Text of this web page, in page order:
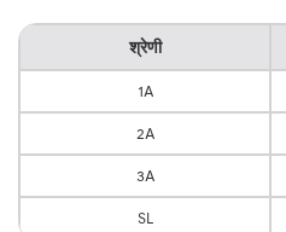
श्रेणी
1A
2A
3A
SL